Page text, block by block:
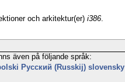
och arkitektur(er)i386
även på följande språk:
Русский (Russkij) slovensky